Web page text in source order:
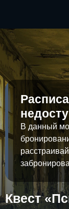
В данный
Квест